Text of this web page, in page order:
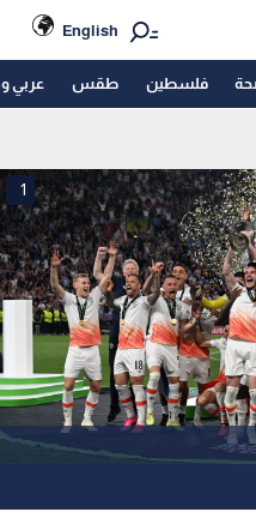
English
فلسطين طقس عربي
1